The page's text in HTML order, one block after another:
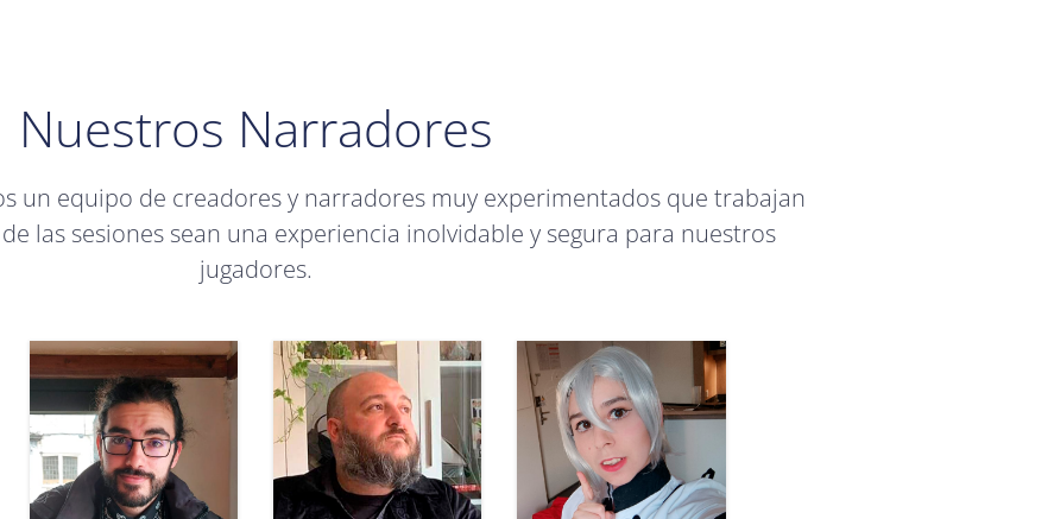
Nuestros Narradores
un equipo de creadores y narradores muy experimentados que trabajan
las sesiones sean una experiencia inolvidable y segura para nuestros
jugadores.